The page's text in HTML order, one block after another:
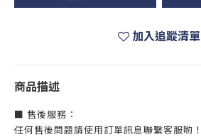
加入追蹤清單
商品描述
■ 售後服務：
任何售後問題請使用訂單訊息聯繫客服喲！